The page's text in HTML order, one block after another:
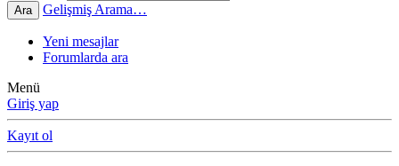
Ara Gelişmiş Arama…
Yeni mesajlar
Forumlarda ara
Menü
Giriş yap
Kayıt ol